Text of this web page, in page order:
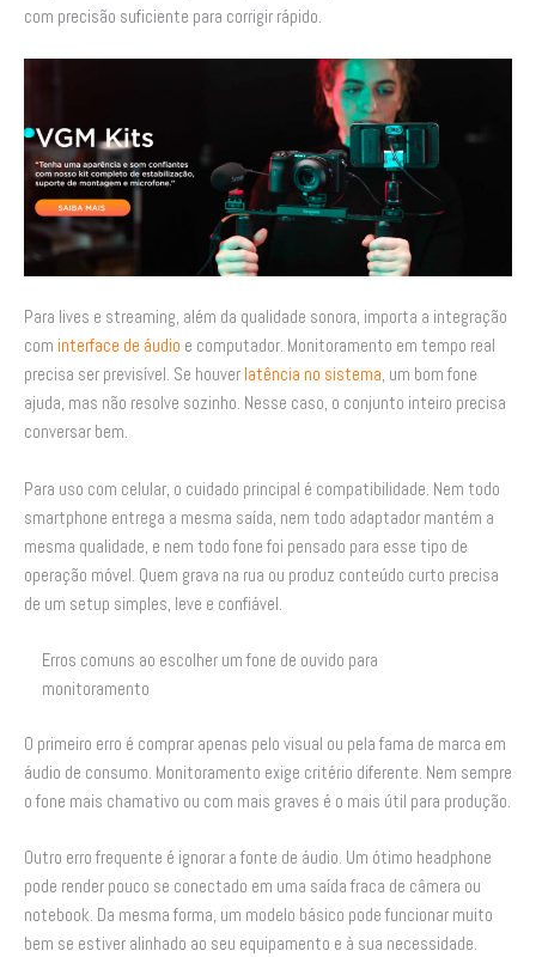
com precisão suficiente para corrigir rápido.
Para lives e streaming, além da qualidade sonora, importa a integração
com interface de áudio e computador. Monitoramento em tempo real
precisa ser previsível. Se houver latência no sistema, um bom fone
ajuda, mas não resolve sozinho. Nesse caso, o conjunto inteiro precisa
conversar bem.
Para uso com celular, o cuidado principal é compatibilidade. Nem todo
smartphone entrega a mesma saída, nem todo adaptador mantém a
mesma qualidade, e nem todo fone foi pensado para esse tipo de
operação móvel. Quem grava na rua ou produz conteúdo curto precisa
de um setup simples, leve e confiável.
Erros comuns ao escolher um fone de ouvido para
monitoramento
O primeiro erro é comprar apenas pelo visual ou pela fama de marca em
áudio de consumo. Monitoramento exige critério diferente. Nem sempre
o fone mais chamativo ou com mais graves é o mais útil para produção.
Outro erro frequente é ignorar a fonte de áudio. Um ótimo headphone
pode render pouco se conectado em uma saída fraca de câmera ou
notebook. Da mesma forma, um modelo básico pode funcionar muito
bem se estiver alinhado ao seu equipamento e à sua necessidade.